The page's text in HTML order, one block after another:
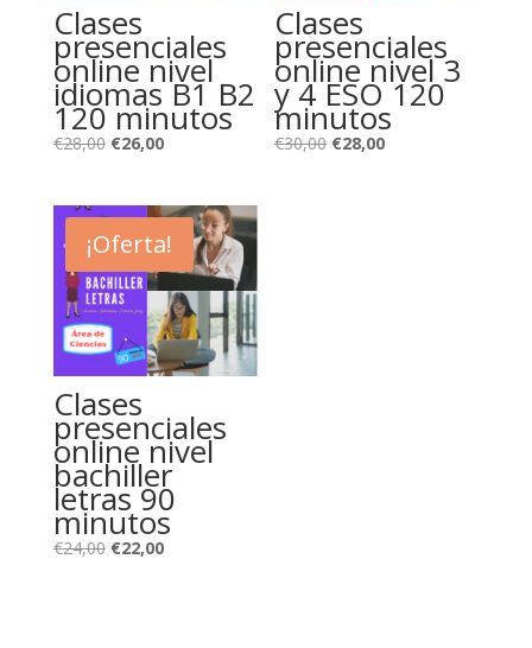
Clases
presenciales
online nivel
idiomas B1 B2
120 minutos
€28,00 El
era:
€28,00.
€26,00El
es:
€26,00.
Clases
presenciales
online nivel 3
y 4 ESO 120
minutos
€30,00 El
€28,00El
¡Oferta!
Clases
presenciales
online nivel
bachiller
letras 90
minutos
€24,00 El
€22,00El